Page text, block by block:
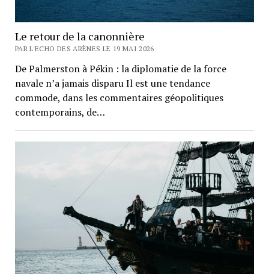
Le retour de la canonnière
PAR L'ECHO DES ARÈNES LE 19 MAI 2026
De Palmerston à Pékin : la diplomatie de la force
navale n’a jamais disparu Il est une tendance
commode, dans les commentaires géopolitiques
contemporains, de…